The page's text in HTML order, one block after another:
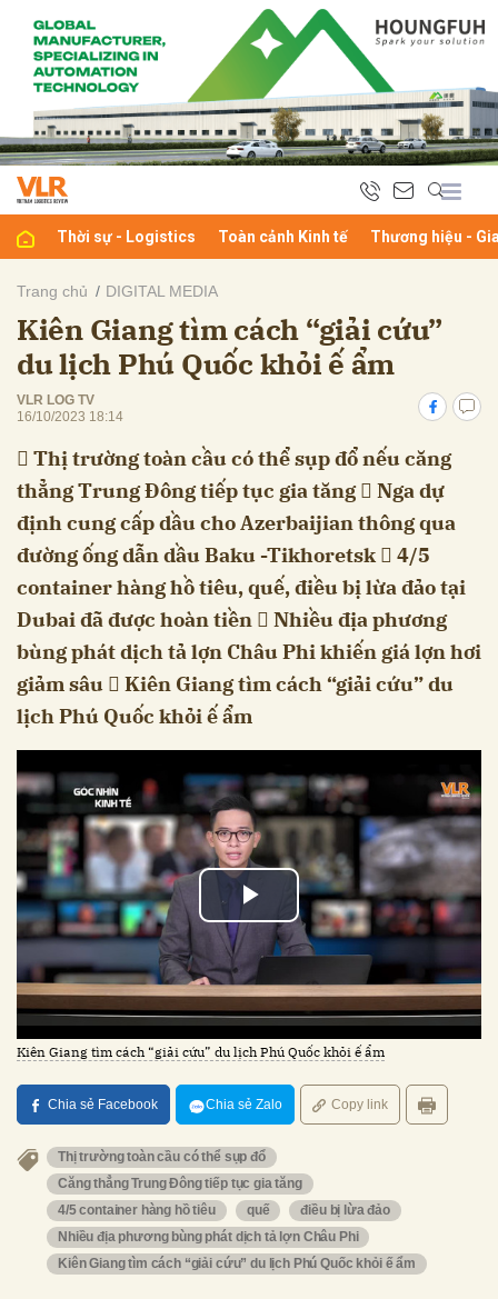
Thời sự - Logistics Toàn cảnh Kinh tế Thương hiệu -
Trang chủ DIGITAL MEDIA
Kiên Giang tìm cách “giải cứu”
du lịch Phú Quốc khỏi ế ẩm
VLR LOG TV
16/10/2023 18:14
 Thị trường toàn cầu có thể sụp đổ nếu căng
thẳng Trung Đông tiếp tục gia tăng  Nga dự
định cung cấp dầu cho Azerbaijian thông qua
đường ống dẫn dầu Baku -Tikhoretsk  4/5
container hàng hồ tiêu, quế, điều bị lừa đảo tại
Dubai đã được hoàn tiền  Nhiều địa phương
bùng phát dịch tả lợn Châu Phi khiến giá lợn hơi
giảm sâu  Kiên Giang tìm cách “giải cứu” du
lịch Phú Quốc khỏi ế ẩm
Kiên Giang tìm cách “giải cứu” du lịch Phú Quốc khỏi ế ẩm
Chia sẻ Facebook Chia sẻ Zalo Copy link
Thị trường toàn cầu có thể sụp đổ
Căng thẳng Trung Đông tiếp tục gia tăng
4/5 container hàng hồ tiêu
quế
điều bị lừa đảo
Nhiều địa phương bùng phát dịch tả lợn Châu Phi
Kiên Giang tìm cách “giải cứu” du lịch Phú Quốc khỏi ế ẩm
luận
Hủy